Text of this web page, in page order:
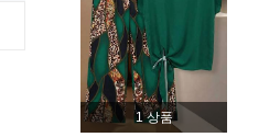
4.91
4.91
1 상품